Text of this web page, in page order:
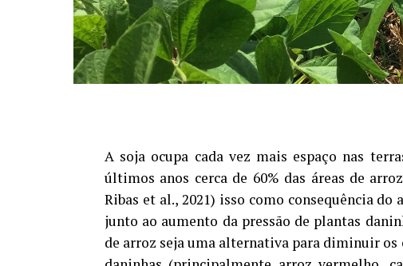
o milho segue influenciado pelas
recuperação dos preços futuros e faz com
estratégia mais conservadora na
FONTE
Autor:Crislaine Oliveira (Comunicação
Sistema Famasul)
A soja ocupa cada vez mais espaço nas
últimos anos cerca de 60% das áreas de
Ribas et al., 2021) isso como consequência
junto ao aumento da pressão de plantas
de arroz seja uma alternativa para diminuir os